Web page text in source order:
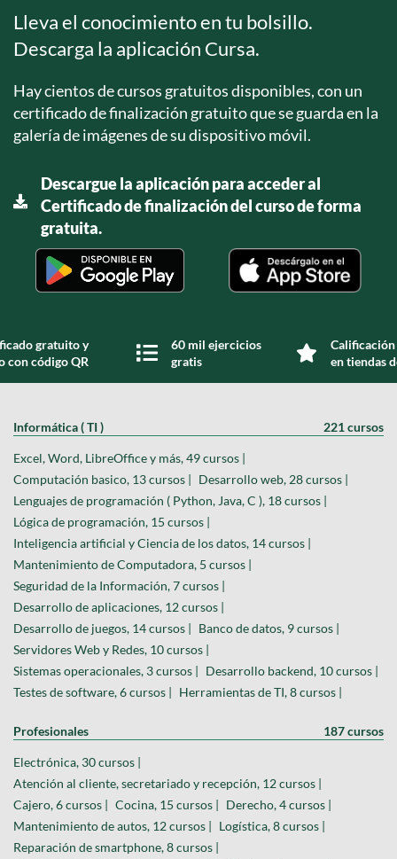
Lleva el conocimiento en tu bolsillo.
Descarga la aplicación Cursa.
Hay cientos de cursos gratuitos disponibles, con un
certificado de finalización gratuito que se guarda en la
galería de imágenes de su dispositivo móvil.
Descargue la aplicación para acceder al
Certificado de finalización del curso de forma
gratuita.
gratuito y
con código QR
60 mil ejercicios
gratis
en tiendas
Informática ( TI ) 221 cursos
Excel, Word, LibreOffice y más, 49 cursos |
Computación basico, 13 cursos | Desarrollo web, 28 cursos |
Lenguajes de programación ( Python, Java, C ), 18 cursos |
Lógica de programación, 15 cursos |
Inteligencia artificial y Ciencia de los datos, 14 cursos |
Mantenimiento de Computadora, 5 cursos |
Seguridad de la Información, 7 cursos |
Desarrollo de aplicaciones, 12 cursos |
Desarrollo de juegos, 14 cursos | Banco de datos, 9 cursos |
Servidores Web y Redes, 10 cursos |
Sistemas operacionales, 3 cursos | Desarrollo backend, 10 cursos |
Testes de software, 6 cursos | Herramientas de TI, 8 cursos |
Profesionales 187 cursos
Electrónica, 30 cursos |
Atención al cliente, secretariado y recepción, 12 cursos |
Cajero, 6 cursos | Cocina, 15 cursos | Derecho, 4 cursos |
Mantenimiento de autos, 12 cursos | Logística, 8 cursos |
Reparación de smartphone, 8 cursos |